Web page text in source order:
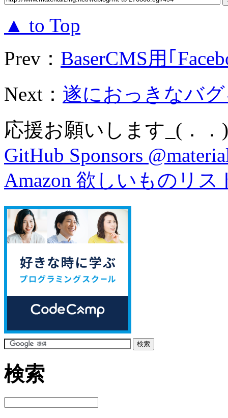
▲ to Top
Prev： BaserCMS用｢
Next： 遂におっきなバ
応援お願いします_(．．
GitHub Sponsors
Amazon 欲しいものリス
検索